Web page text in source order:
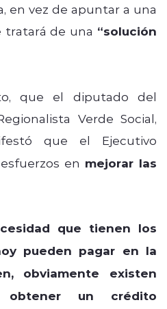
en vez de apuntar a una
tratará de una “solución
que el diputado del
Verde Social,
que el Ejecutivo
en mejorar las
que tienen los
pueden pagar en la
obviamente existen
obtener un crédito